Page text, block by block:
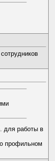
для работы в
о профильном